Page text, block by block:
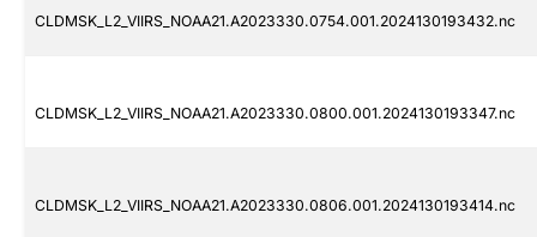
CLDMSK_L2_VIIRS_NOAA21.A2023330.0754.001.2024130193432.nc
CLDMSK_L2_VIIRS_NOAA21.A2023330.0800.001.2024130193347.nc
CLDMSK_L2_VIIRS_NOAA21.A2023330.0806.001.2024130193414.nc